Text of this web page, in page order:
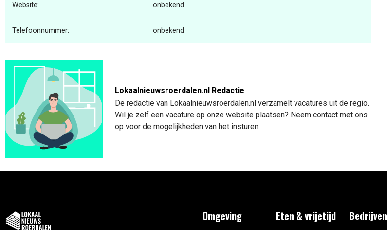
Website: onbekend
Telefoonnummer: onbekend
Lokaalnieuwsroerdalen.nl Redactie
De redactie van Lokaalnieuwsroerdalen.nl verzamelt vacatures uit de regio.
Wil je zelf een vacature op onze website plaatsen? Neem contact met ons
op voor de mogelijkheden van het insturen.
Omgeving Eten & vrijetijd Bedrijven